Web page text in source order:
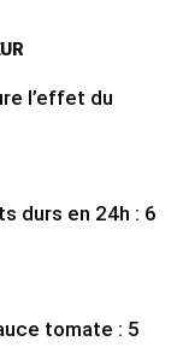
l’effet du
durs en 24h : 6
tomate : 5